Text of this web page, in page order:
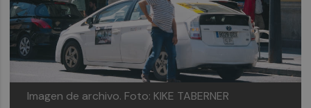
Imagen de archivo. Foto: KIKE TABERNER